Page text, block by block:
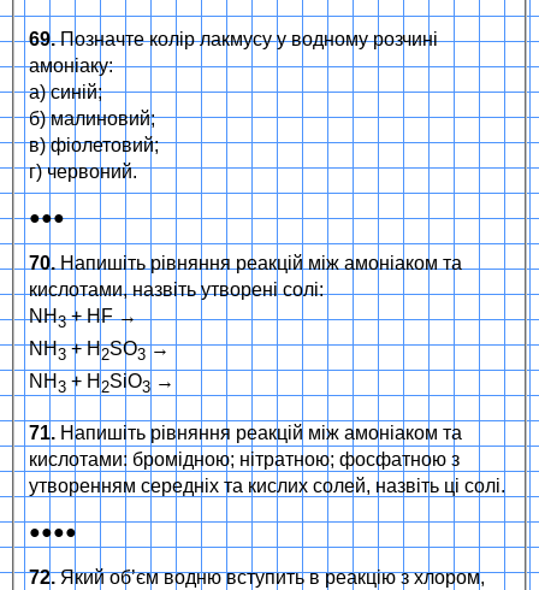
69.Позначте колір лакмусу у водному розчині
амоніаку:
а) синій;
б) малиновий;
в) фіолетовий;
г) червоний.
●●●
70. Напишіть рівняння реакцій між амоніаком та
кислотами, назвіть утворені солі:
NH3+ HF →
NH3+ Н2SO3→
NH 3 + Н 2SiO3 →
71. Напишіть рівняння реакцій між амоніаком та
кислотами: бромідною; нітратною; фосфатною з
утворенням середніх та кислих солей, назвіть ці солі.
●●●●
72.Який об’єм водню вступить в реакцію з хлором,